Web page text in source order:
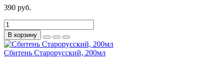
390 руб.
В корзину
Сбитень Старорусский, 200мл